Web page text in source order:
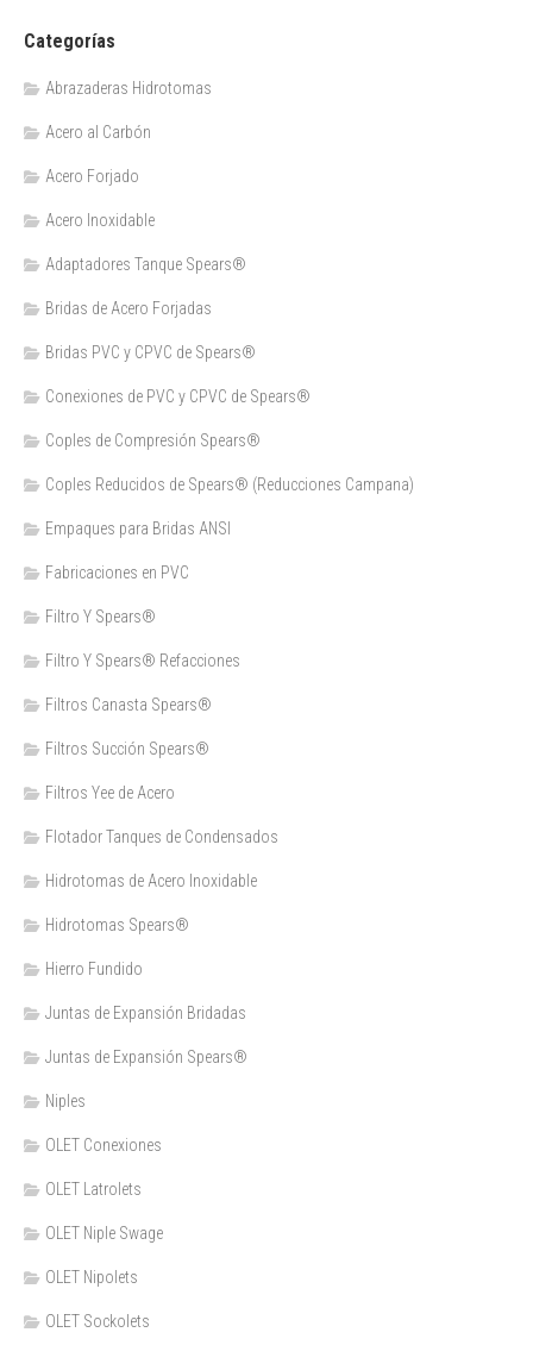
Categorías
Abrazaderas Hidrotomas
Acero al Carbón
Acero Forjado
Acero Inoxidable
Adaptadores Tanque Spears®
Bridas de Acero Forjadas
Bridas PVC y CPVC de Spears®
Conexiones de PVC y CPVC de Spears®
Coples de Compresión Spears®
Coples Reducidos de Spears® (Reducciones Campana)
Empaques para Bridas ANSI
Fabricaciones en PVC
Filtro Y Spears®
Filtro Y Spears® Refacciones
Filtros Canasta Spears®
Filtros Succión Spears®
Filtros Yee de Acero
Flotador Tanques de Condensados
Hidrotomas de Acero Inoxidable
Hidrotomas Spears®
Hierro Fundido
Juntas de Expansión Bridadas
Juntas de Expansión Spears®
Niples
OLET Conexiones
OLET Latrolets
OLET Niple Swage
OLET Nipolets
OLET Sockolets